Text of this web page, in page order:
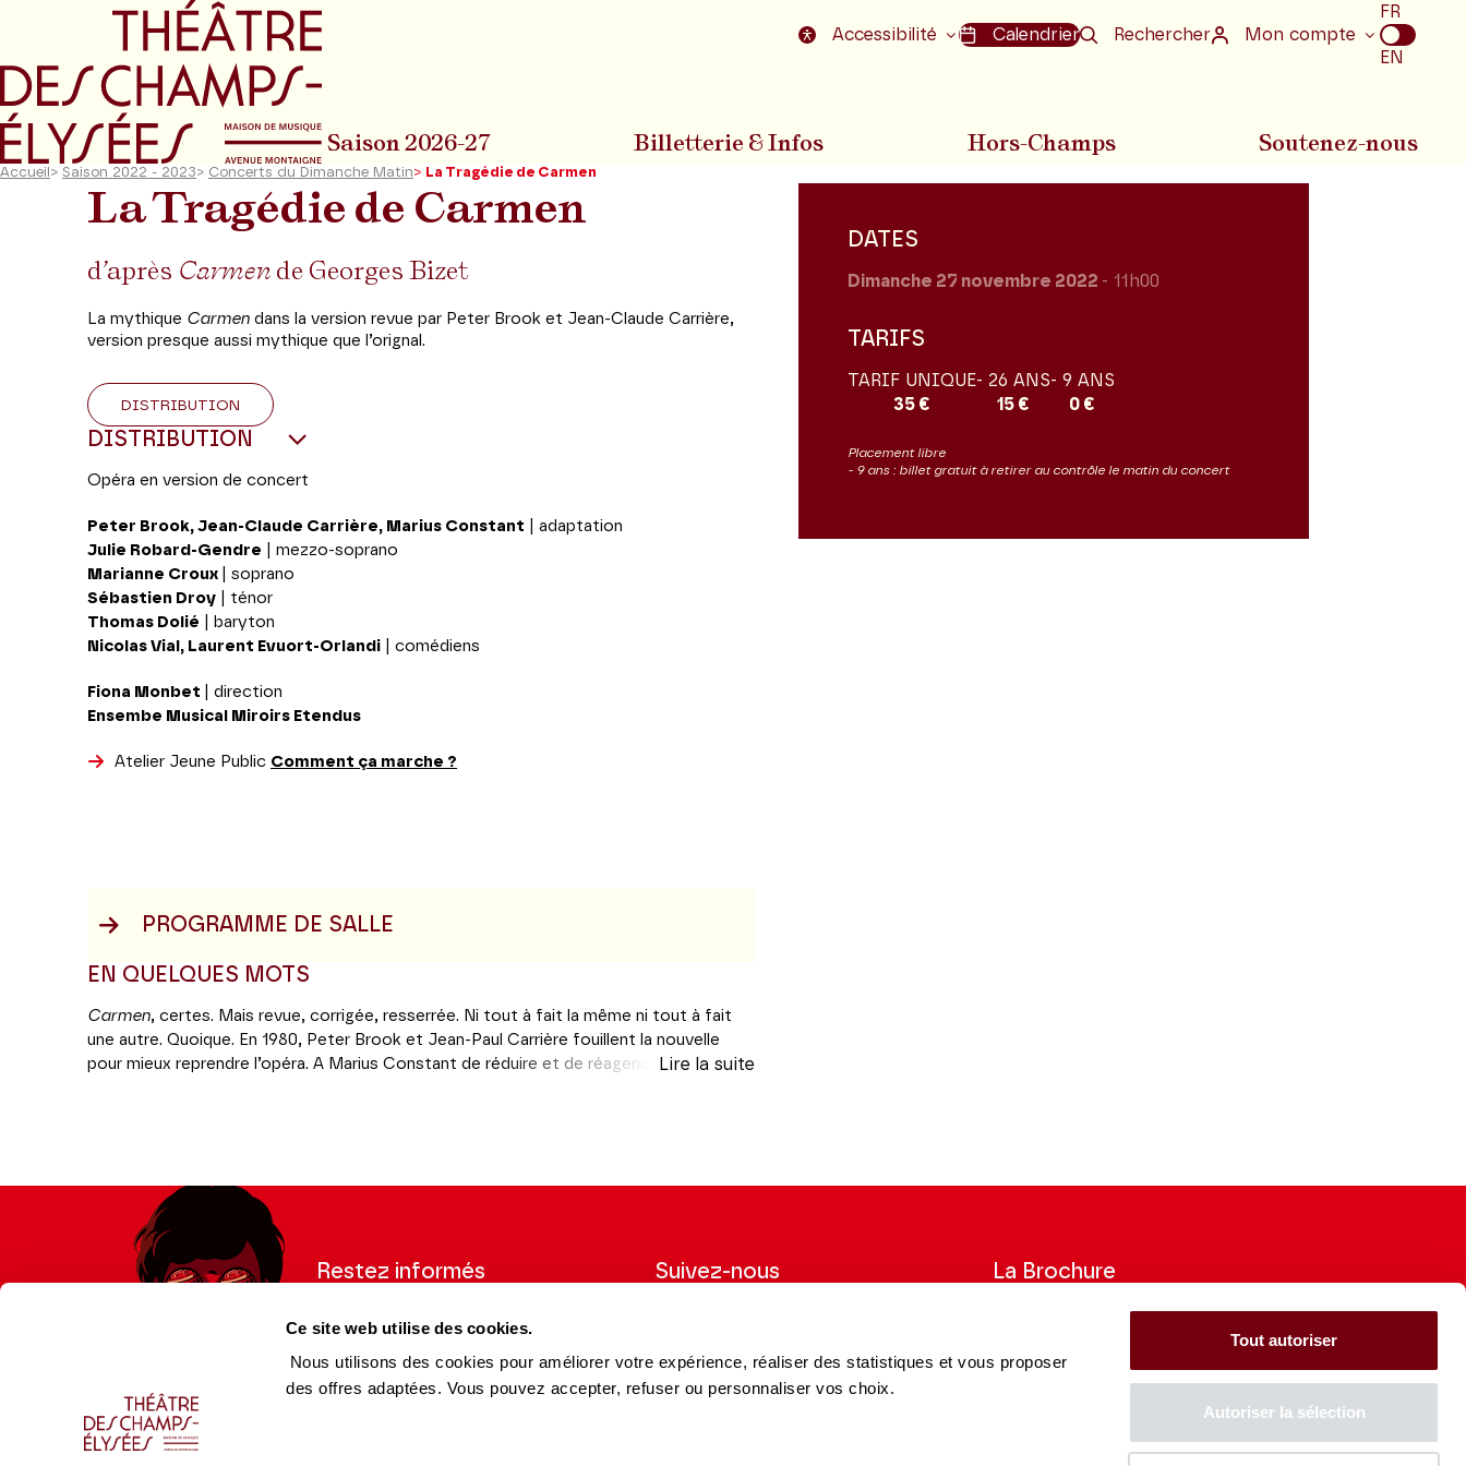
Ce site web utilise des cookies.
Nous utilisons des cookies pour améliorer votre expérience, réaliser des statistiques et vous proposer
des offres adaptées. Vous pouvez accepter, refuser ou personnaliser vos choix.
Tout autoriser
Autoriser la sélection
Aller au menu principal Aller au pied de la page Accessibilité Calendrier Rechercher Mon compte
Choix
de
la
FR
EN
Saison 2026-27 Billetterie & Infos Hors-Champs Soutenez-nous
Accueil > Saison 2022 - 2023> Concerts du Dimanche Matin> La Tragédie de Carmen
La Tragédie de Carmen
d’après Carmen de Georges Bizet
La mythique Carmen dans la version revue par Peter Brook et Jean-Claude Carrière,
version presque aussi mythique que l’orignal.
DISTRIBUTION
DISTRIBUTION
Opéra en version de concert
Peter Brook, Jean-Claude Carrière, Marius Constant | adaptation
Julie Robard-Gendre | mezzo-soprano
Marianne Croux
| soprano
Sébastien Droy | ténor
Thomas Dolié | baryton
Nicolas Vial, Laurent Evuort-Orlandi | comédiens
Fiona Monbet
| direction
Ensembe Musical Miroirs Etendus
Atelier Jeune Public Comment ça marche ?
PROGRAMME DE SALLE
EN QUELQUES MOTS
Carmen, certes. Mais revue, corrigée, resserrée. Ni tout à fait la même ni tout à fait
une autre. Quoique. En 1980, Peter Brook et Jean-Paul Carrière fouillent la nouvelle
pour mieux reprendre l’opéra. A Marius Constant de réduire et de réagencer une
doute que la virtuosité de Julie Robart-Gendre, cigarière émérite, mènera ces
messieurs pas le bout du nez, le Don José de Sébastien Droy en tête.
Coréalisation Jeanine Roze Production / Théâtre des Champs-Elysées
Lire la suite
DATES
Dimanche 27 novembre 2022 - 11h00
TARIFS
TARIF UNIQUE
35 €
- 26 ANS
15 €
- 9 ANS
0 €
Placement libre
- 9 ans : billet gratuit à retirer au contrôle le matin du concert
Restez informés
recevoir les informations du Théâtre.
S'INSCRIRE
Suivez-nous
FacebookInstagram
Tik YoutubeLinkedin
La Brochure
Consultez la Brochure 2026-27